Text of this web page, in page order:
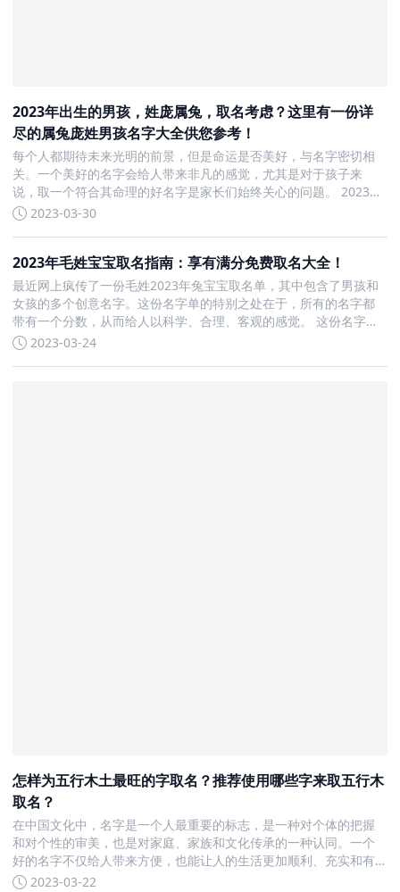
2023年出生的男孩，姓庞属兔，取名考虑？这里有一份详
尽的属兔庞姓男孩名字大全供您参考！
每个人都期待未来光明的前景，但是命运是否美好，与名字密切相
关。一个美好的名字会给人带来非凡的感觉，尤其是对于孩子来
说，取一个符合其命理的好名字是家长们始终关心的问题。 2023年
属兔姓庞的男孩，以下是一些取名建议： 庞尧瑞、庞镜杉、庞棕
2023-03-30
2023年毛姓宝宝取名指南：享有满分免费取名大全！
最近网上疯传了一份毛姓2023年兔宝宝取名单，其中包含了男孩和
女孩的多个创意名字。这份名字单的特别之处在于，所有的名字都
带有一个分数，从而给人以科学、合理、客观的感觉。 这份名字单
是由一名叫“毛姓AI家族”的程序编写的，其创始人毛建国曾表示，这
2023-03-24
怎样为五行木土最旺的字取名？推荐使用哪些字来取五行木
取名？
在中国文化中，名字是一个人最重要的标志，是一种对个体的把握
和对个性的审美，也是对家庭、家族和文化传承的一种认同。一个
好的名字不仅给人带来方便，也能让人的生活更加顺利、充实和有
意义。 按照中国传统文化的五行分类方法，每个人属于五行之一，
2023-03-22